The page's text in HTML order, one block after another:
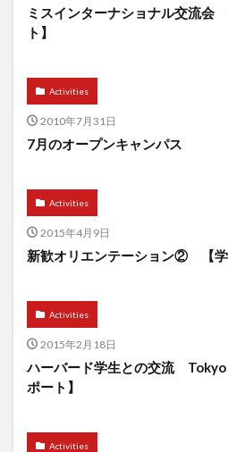
ミスインターナショナル交流会
ト】
Activities
2010年7月31日
7月のオープンキャンパス
Activities
2015年4月9日
新歓オリエンテーション② 【学
Activities
2015年2月18日
ハーバード学生との交流
ポート】
Activities